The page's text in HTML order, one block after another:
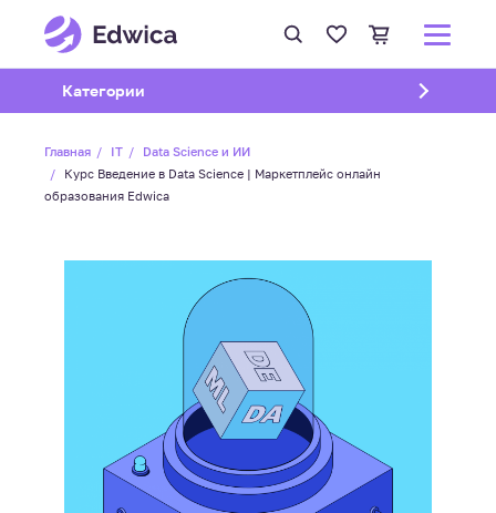
Открыть подменю
Категории
Главная IT
Data Science и ИИ
Курс Введение в Data Science | Маркетплейс онлайн
образования Edwica